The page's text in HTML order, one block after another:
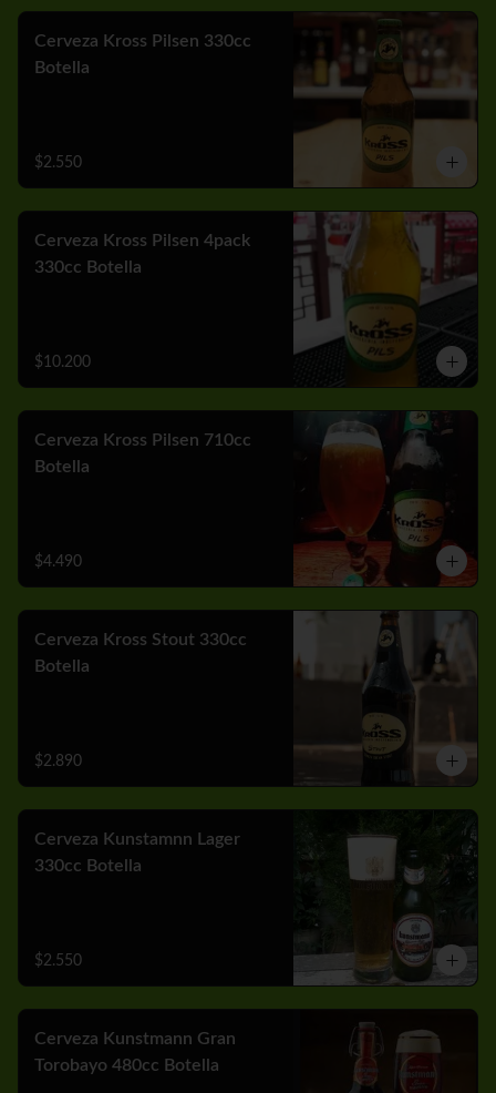
Cerveza Kross Pilsen 330cc
Botella
$2.550
Cerveza Kross Pilsen 4pack
330cc Botella
$10.200
Cerveza Kross Pilsen 710cc
Botella
$4.490
Cerveza Kross Stout 330cc
Botella
$2.890
Cerveza Kunstamnn Lager
330cc Botella
$2.550
Cerveza Kunstmann Gran
Torobayo 480cc Botella